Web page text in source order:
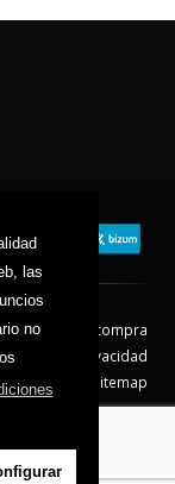
las
no
de compra
Política de Privacidad
Cookies
Sitemap